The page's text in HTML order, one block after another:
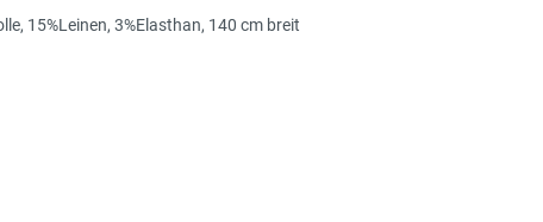
15%Leinen, 3%Elasthan, 140 cm breit